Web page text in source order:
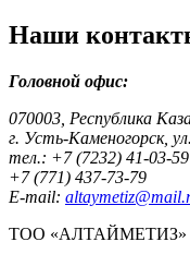
Наши
Головной офис:
070003, Республика
г. Усть-Каменогорск,
тел.: +7 (7232) 41-03-59
+7 (771) 437-73-79
E-mail:
ТОО «АЛТАЙМЕТИЗ»